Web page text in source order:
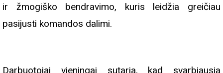
ir žmogiško bendravimo, kuris leidžia greičiau
pasijusti komandos dalimi.
Darbuotojai vieningai sutaria, kad svarbiausia